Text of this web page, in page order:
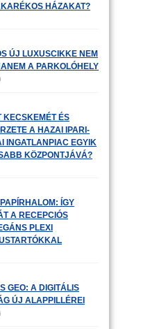
HÁZAKAT?
ÚJ LUXUSCIKKE NEM
A PARKOLÓHELY
KECSKEMÉT ÉS
A HAZAI IPARI-
INGATLANPIAC EGYIK
KÖZPONTJÁVÁ?
ÍGY
A RECEPCIÓS
PLEXI
GEO: A DIGITÁLIS
ÚJ ALAPPILLÉREI